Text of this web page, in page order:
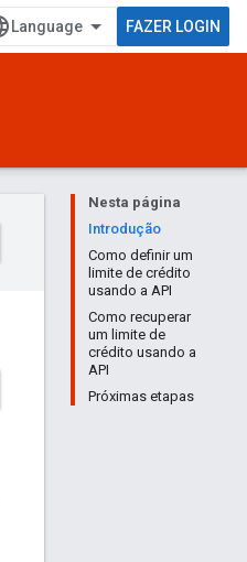
FAZER LOGIN
Nesta página
Introdução
Como definir um
limite de crédito
usando a API
Como recuperar
um limite de
crédito usando a
API
Próximas etapas